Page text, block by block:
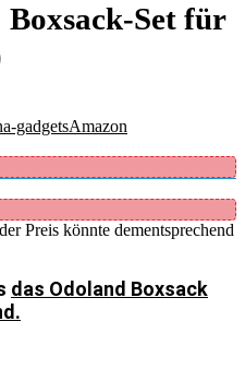
Set für
gadgetsAmazon
Preis könnte dementsprechend
das Odoland Boxsack